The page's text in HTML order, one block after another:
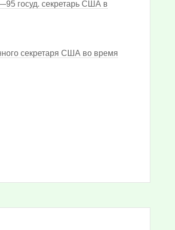
госуд. секретарь США в
секретаря США во время